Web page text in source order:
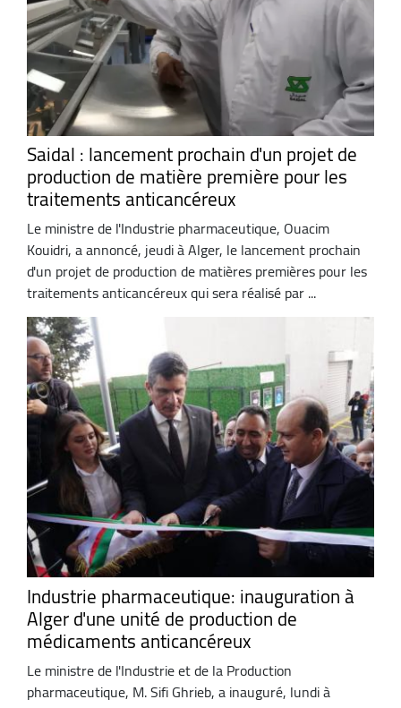
Saidal : lancement prochain d'un projet de
production de matière première pour les
traitements anticancéreux
Le ministre de l'Industrie pharmaceutique, Ouacim
Kouidri, a annoncé, jeudi à Alger, le lancement prochain
d'un projet de production de matières premières pour les
traitements anticancéreux qui sera réalisé par ...
Industrie pharmaceutique: inauguration à
Alger d'une unité de production de
médicaments anticancéreux
Le ministre de l'Industrie et de la Production
pharmaceutique, M. Sifi Ghrieb, a inauguré, lundi à